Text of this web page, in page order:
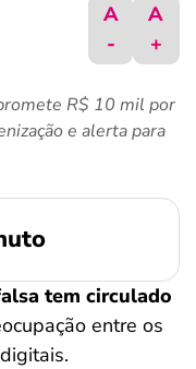
A
-
A
+
R$ 10 mil por
e alerta para
tem circulado
entre os